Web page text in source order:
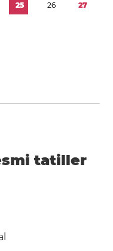
25 26 27
tatiller